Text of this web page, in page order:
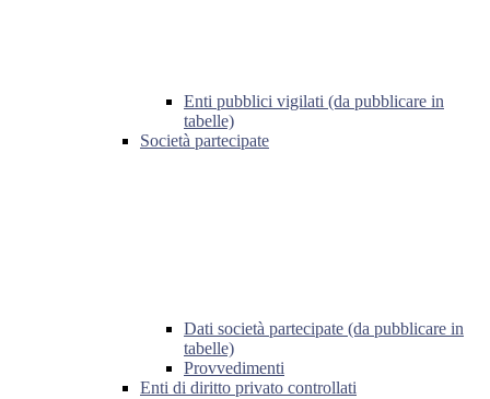
Enti pubblici vigilati (da pubblicare in
tabelle)
Società partecipate
Dati società partecipate (da pubblicare in
tabelle)
Provvedimenti
Enti di diritto privato controllati